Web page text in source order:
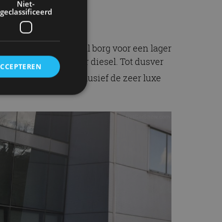
staat in elk geval borg voor een lager
alternatief voor diesel. Tot dusver
uitvoeringen inclusief de zeer luxe
Niet-
geclassificeerd
en
de bezoeker
van de
van